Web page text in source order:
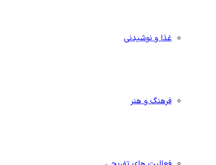
غذا و نوشیدنی
فرهنگ و هنر